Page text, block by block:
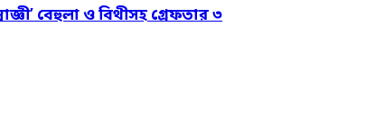
বেহুলা ও বিথীসহ গ্রেফতার ৩